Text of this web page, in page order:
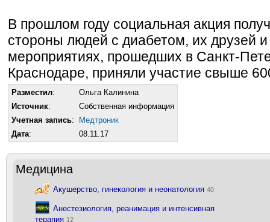
В прошлом году социальная акция
стороны людей с диабетом, их друзей и
мероприятиях, прошедших в Санкт-
Краснодаре, приняли участие свыше
Разместил:
Ольга Калинина
Источник:
Собственная информация
Учетная запись:
Медтроник
Дата: 08.11.17
Медицина
Акушерство, гинекология и неонатология 40
Анестезиология, реанимация и интенсивная
терапия 12